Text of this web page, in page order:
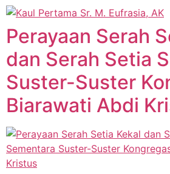
Perayaan Serah
dan Serah Setia
Suster-Suster
Biarawati Abdi